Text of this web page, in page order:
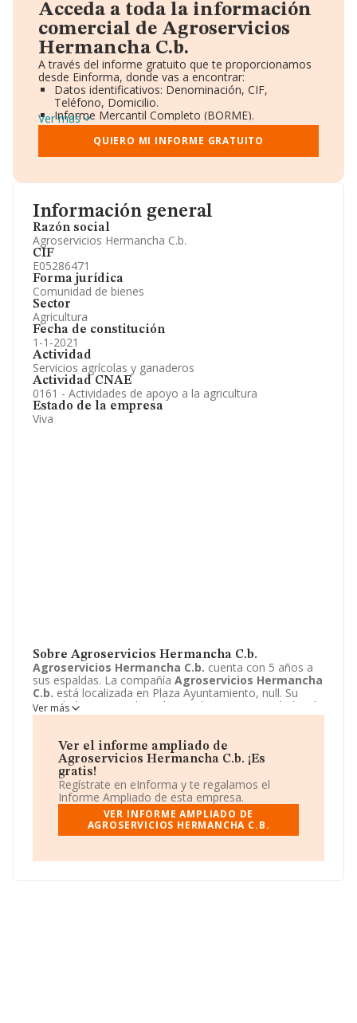
Información general
Razón social
Agroservicios Hermancha C.b.
CIF
E05286471
Forma jurídica
Comunidad de bienes
Sector
Agricultura
Fecha de constitución
1-1-2021
Actividad
Servicios agrícolas y ganaderos
Actividad CNAE
0161 - Actividades de apoyo a la agricultura
Estado de la empresa
Viva
Sobre Agroservicios Hermancha C.b.
Agroservicios Hermancha C.b. cuenta con 5 años a
sus espaldas. La compañía Agroservicios Hermancha
C.b. está localizada en Plaza Ayuntamiento, null. Su
actividad CNAE se ubica dentro de 0161 - Actividades de
apoyo a la agricultura.Agroservicios Hermancha C.b.
Ver más
Ver el informe ampliado de
Agroservicios Hermancha C.b. ¡Es
gratis!
Regístrate en eInforma y te regalamos el
Informe Ampliado de esta empresa.
VER INFORME AMPLIADO DE
AGROSERVICIOS HERMANCHA C.B.
Acceda a toda la información
comercial de Agroservicios
Hermancha C.b.
A través del informe gratuito que te proporcionamos
desde Einforma, donde vas a encontrar:
Datos identificativos: Denominación, CIF,
Teléfono, Domicilio.
Informe Mercantil Completo (BORME).
Gráficos de Evolución Ventas y Empleados.
Consejo de Administración y Administradores.
Directivos y Ejecutivos.
Información oficial y registral complementaria.
Ver más
QUIERO MI INFORME GRATUITO